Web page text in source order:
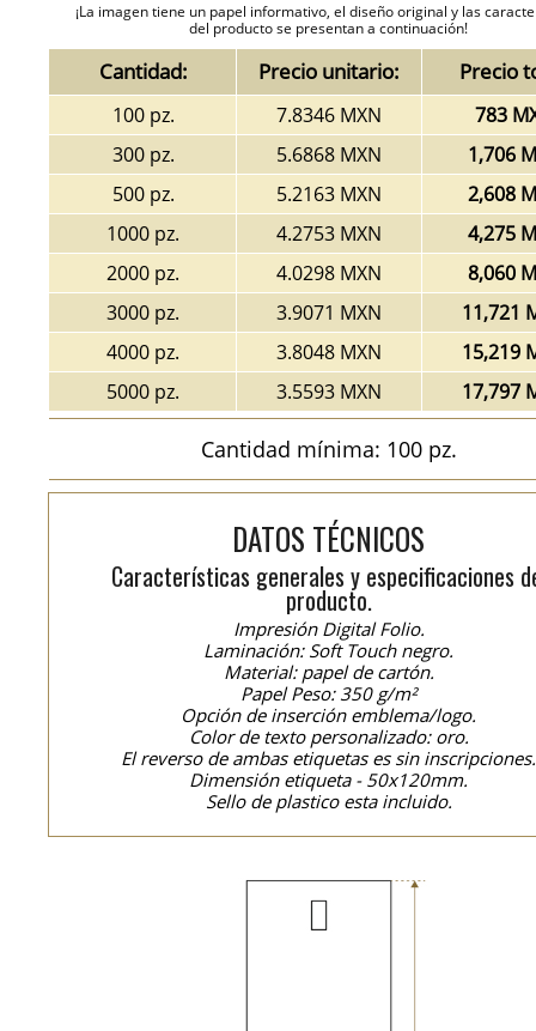
¡La imagen tiene un papel informativo, el diseño original y las
del producto se presentan a continuación!
Cantidad: Precio unitario: Precio
100 pz. 7.8346 MXN
783
300 pz.
5.6868 MXN
1,706
500 pz.
5.2163 MXN
2,608
1000 pz.
4.2753 MXN
4,275
2000 pz.
4.0298 MXN
8,060
3000 pz.
3.9071 MXN
11,721
4000 pz.
3.8048 MXN
15,219
5000 pz.
3.5593 MXN 17,797
Cantidad mínima: 100 pz.
DATOS TÉCNICOS
Características generales y especificaciones
producto.
Impresión Digital Folio.
Laminación: Soft Touch negro.
Material: papel de cartón.
Papel Peso: 350 g/m²
Opción de inserción emblema/logo.
Color de texto personalizado: oro.
El reverso de ambas etiquetas es sin inscripciones.
Dimensión etiqueta - 50x120mm.
Sello de plastico esta incluido.